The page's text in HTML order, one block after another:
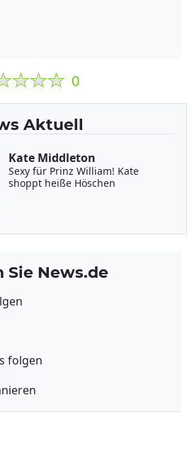
0
Aktuell
Kate Middleton
Sexy für Prinz William! Kate
shoppt heiße Höschen
Sie News.de
folgen